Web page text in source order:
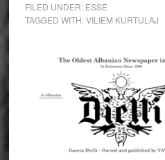
FILED UNDER: ESSE
TAGGED WITH:VILIEM KURTULAJ